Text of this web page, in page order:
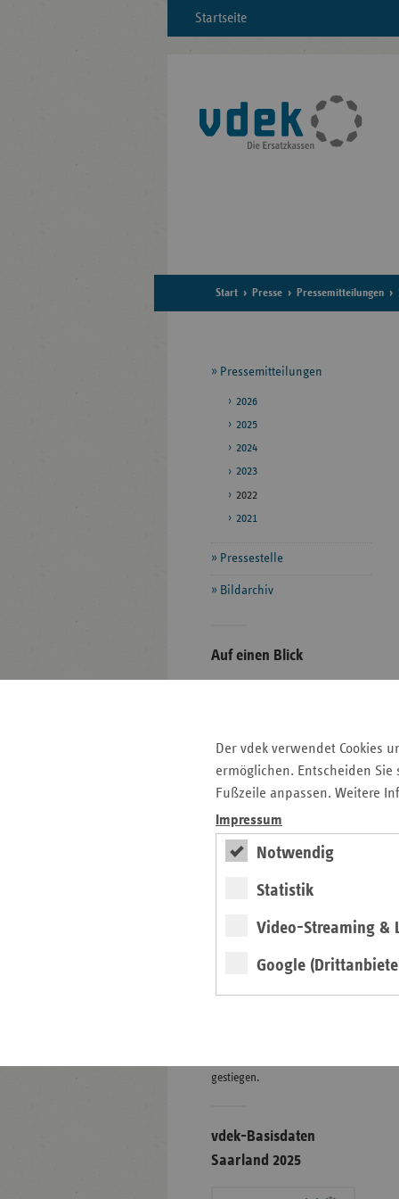
Der vdek verwendet Cookies
ermöglichen. Entscheiden
Fußzeile anpassen. Weitere
Impressum
Notwendig
Statistik
Video-Streaming &
Google
Startseite
Start Presse Pressemitteilungen
Seitennavigation
Pressemitteilungen
2026
2025
2024
2023
2022
2021
Pressestelle
Bildarchiv
Seitenleiste
Auf einen Blick
Pressemitteilungen
Ansprechpartner
Veranstaltungen
Eigenanteile in der
Grafik
gestiegen.
vdek-Basisdaten
Saarland 2025